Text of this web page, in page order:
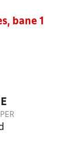
bane 1